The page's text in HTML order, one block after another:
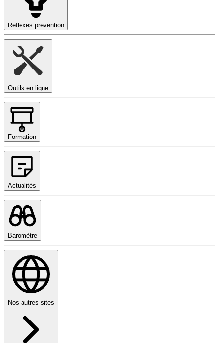
Réflexes prévention
Outils en ligne
Formation
Actualités
Baromètre
Nos autres sites